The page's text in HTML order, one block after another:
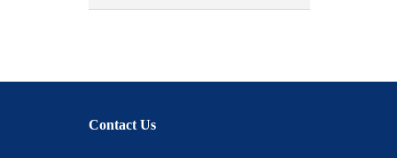
Contact Us